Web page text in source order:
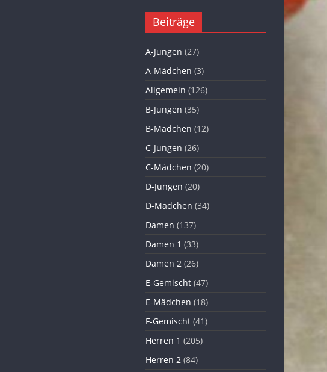
Beiträge
A-Jungen (27)
A-Mädchen (3)
Allgemein (126)
B-Jungen (35)
B-Mädchen (12)
C-Jungen (26)
C-Mädchen (20)
D-Jungen (20)
D-Mädchen (34)
Damen (137)
Damen 1 (33)
Damen 2 (26)
E-Gemischt (47)
E-Mädchen (18)
F-Gemischt (41)
Herren 1 (205)
Herren 2 (84)